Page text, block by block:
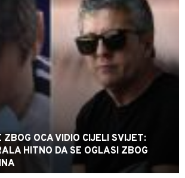
ZBOG OCA VIDIO CIJELI SVIJET:
HITNO DA SE OGLASI ZBOG